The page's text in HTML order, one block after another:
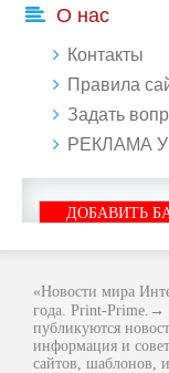
О нас
Контакты
Правила
Задать
РЕКЛАМА
ДОБАВИТЬ
«Новости мира
года. Print-
публикуются
информация и
сайтов, шаблонов,